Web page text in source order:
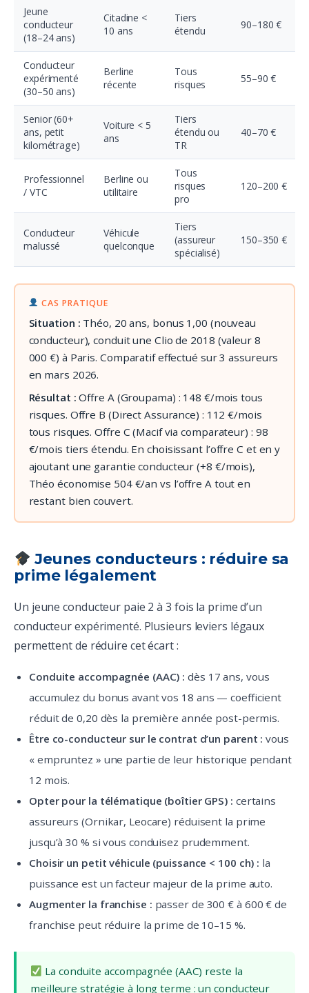
Jeune
conducteur
(18–24 ans)
Citadine <
10 ans
Tiers
étendu
90–180 €
Conducteur
expérimenté
(30–50 ans)
Berline
récente
Tous
risques
55–90 €
Senior (60+
ans, petit
kilométrage)
Voiture < 5
ans
Tiers
étendu ou
TR
40–70 €
Professionnel
/ VTC
Berline ou
utilitaire
Tous
risques
pro
120–200 €
Conducteur
malussé
Véhicule
quelconque
Tiers
(assureur
spécialisé)
150–350 €
CAS PRATIQUE
Situation : Théo, 20 ans, bonus 1,00 (nouveau
conducteur), conduit une Clio de 2018 (valeur 8
000 €) à Paris. Comparatif effectué sur 3 assureurs
en mars 2026.
Résultat : Offre A (Groupama) : 148 €/mois tous
risques. Offre B (Direct Assurance) : 112 €/mois
tous risques. Offre C (Macif via comparateur) : 98
€/mois tiers étendu. En choisissant l’offre C et en y
ajoutant une garantie conducteur (+8 €/mois),
Théo économise 504 €/an vs l’offre A tout en
restant bien couvert.
Jeunes conducteurs : réduire sa
prime légalement
Un jeune conducteur paie 2 à 3 fois la prime d’un
conducteur expérimenté. Plusieurs leviers légaux
permettent de réduire cet écart :
Conduite accompagnée (AAC) : dès 17 ans, vous
accumulez du bonus avant vos 18 ans — coefficient
réduit de 0,20 dès la première année post-permis.
Être co-conducteur sur le contrat d’un parent : vous
« empruntez » une partie de leur historique pendant
12 mois.
Opter pour la télématique (boîtier GPS) : certains
assureurs (Ornikar, Leocare) réduisent la prime
jusqu’à 30 % si vous conduisez prudemment.
Choisir un petit véhicule (puissance < 100 ch) : la
puissance est un facteur majeur de la prime auto.
Augmenter la franchise : passer de 300 € à 600 € de
franchise peut réduire la prime de 10–15 %.
La conduite accompagnée (AAC) reste la
meilleure stratégie à long terme : un conducteur